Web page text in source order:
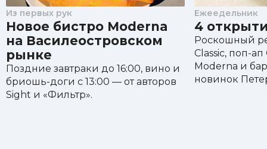
Из первых рук
Новое бистро Moderna
на Василеостровском
рынке
Поздние завтраки до 16:00, вино и
бриошь-доги с 13:00 — от авторов
Sight и «Фильтр».
Ежеедельник
4
Роскошный
Classic, поп-
Moderna и
новинок